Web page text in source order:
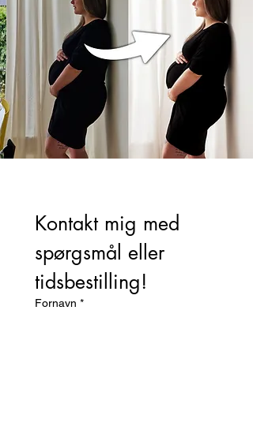
Kontakt mig med
spørgsmål eller
tidsbestilling!
Fornavn *